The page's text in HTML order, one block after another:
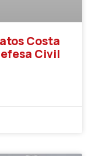
Costa
Civil